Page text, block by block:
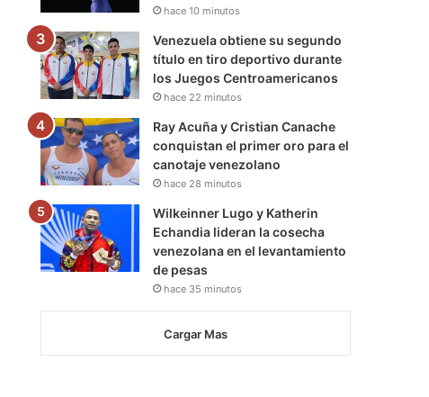
hace 10 minutos
Venezuela obtiene su segundo
título en tiro deportivo durante
los Juegos Centroamericanos
hace 22 minutos
Ray Acuña y Cristian Canache
conquistan el primer oro para el
canotaje venezolano
hace 28 minutos
Wilkeinner Lugo y Katherin
Echandia lideran la cosecha
venezolana en el levantamiento
de pesas
hace 35 minutos
Cargar Mas